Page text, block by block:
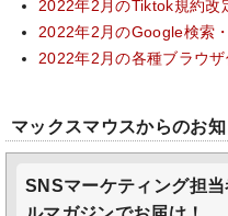
2022年2月のTiktok規約改
2022年2月のGoogle検索
2022年2月の各種ブラウ
マックスマウスからのお
SNSマーケティング担